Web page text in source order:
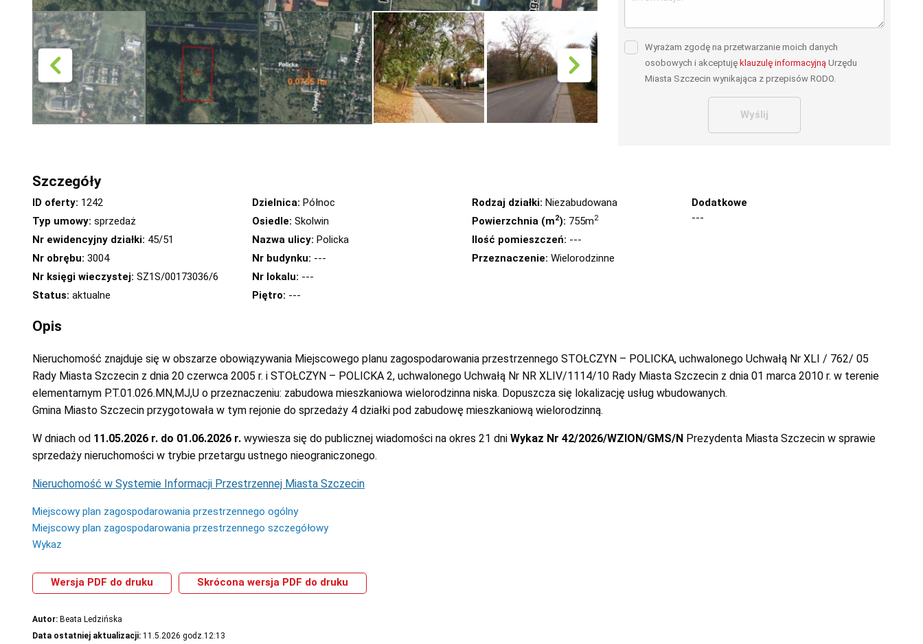
Wyrażam zgodę na przetwarzanie moich danych
osobowych i akceptuję klauzulę informacyjną Urzędu
Miasta Szczecin wynikająca z przepisów RODO.
Wyślij
Szczegóły
ID oferty: 1242
Typ umowy: sprzedaż
Nr ewidencyjny działki: 45/51
Nr obrębu: 3004
Nr księgi wieczystej: SZ1S/00173036/6
Status: aktualne
Dzielnica: Północ
Osiedle: Skolwin
Nazwa ulicy: Policka
Nr budynku: ---
Nr lokalu: ---
Piętro: ---
Rodzaj działki: Niezabudowana
Powierzchnia (m2): 755m2
Ilość pomieszczeń: ---
Przeznaczenie: Wielorodzinne
Dodatkowe
---
Opis
Nieruchomość znajduje się w obszarze obowiązywania Miejscowego planu zagospodarowania przestrzennego STOŁCZYN – POLICKA, uchwalonego Uchwałą Nr XLI / 762/ 05
Rady Miasta Szczecin z dnia 20 czerwca 2005 r. i STOŁCZYN – POLICKA 2, uchwalonego Uchwałą Nr NR XLIV/1114/10 Rady Miasta Szczecin z dnia 01 marca 2010 r. w terenie
elementarnym P.T.01.026.MN,MJ,U o przeznaczeniu: zabudowa mieszkaniowa wielorodzinna niska. Dopuszcza się lokalizację usług wbudowanych.
Gmina Miasto Szczecin przygotowała w tym rejonie do sprzedaży 4 działki pod zabudowę mieszkaniową wielorodzinną.
W dniach od 11.05.2026 r. do 01.06.2026 r. wywiesza się do publicznej wiadomości na okres 21 dni Wykaz Nr 42/2026/WZION/GMS/N Prezydenta Miasta Szczecin w sprawie
sprzedaży nieruchomości w trybie przetargu ustnego nieograniczonego.
Nieruchomość w Systemie Informacji Przestrzennej Miasta Szczecin
Miejscowy plan zagospodarowania przestrzennego ogólny
Miejscowy plan zagospodarowania przestrzennego szczegółowy
Wykaz
Wersja PDF do druku Skrócona wersja PDF do druku
Autor: Beata Ledzińska
Data ostatniej aktualizacji: 11.5.2026 godz.12:13